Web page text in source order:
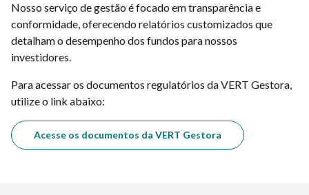
Nosso serviço de gestão é focado em transparência e
conformidade, oferecendo relatórios customizados que
detalham o desempenho dos fundos para nossos
investidores.
Para acessar os documentos regulatórios da VERT Gestora,
utilize o link abaixo:
Acesse os documentos da VERT Gestora